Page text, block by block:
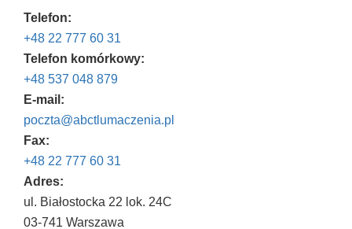
Telefon:
+48 22 777 60 31
Telefon komórkowy:
+48 537 048 879
E-mail:
poczta@abctlumaczenia.pl
Fax:
+48 22 777 60 31
Adres:
ul. Białostocka 22 lok. 24C
03-741 Warszawa